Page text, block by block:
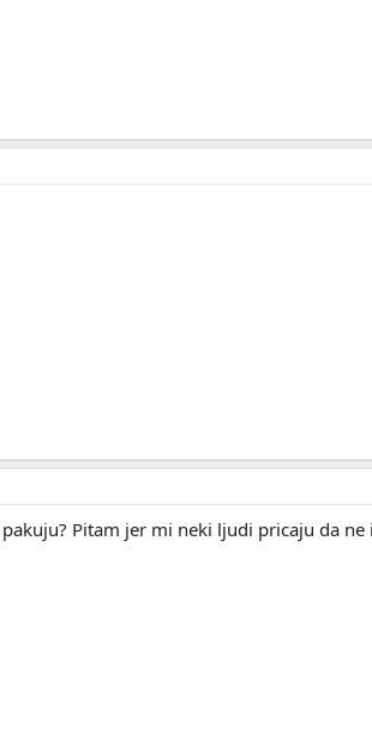
Pitam jer mi neki ljudi pricaju da